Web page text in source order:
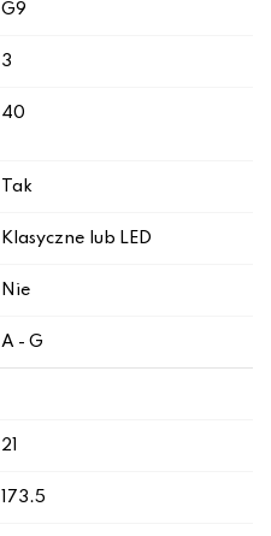
G9
3
40
Tak
Klasyczne lub LED
Nie
A - G
21
173.5